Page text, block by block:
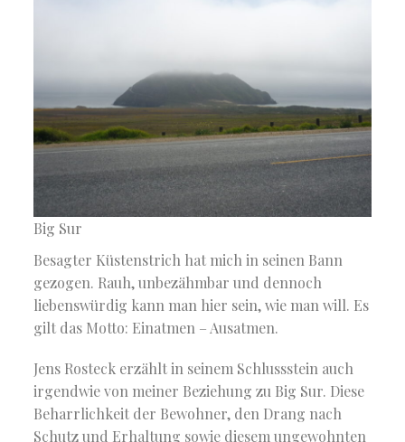
Big Sur
Besagter Küstenstrich hat mich in seinen Bann
gezogen. Rauh, unbezähmbar und dennoch
liebenswürdig kann man hier sein, wie man will. Es
gilt das Motto: Einatmen – Ausatmen.
Jens Rosteck erzählt in seinem Schlussstein auch
irgendwie von meiner Beziehung zu Big Sur. Diese
Beharrlichkeit der Bewohner, den Drang nach
Schutz und Erhaltung sowie diesem ungewohnten